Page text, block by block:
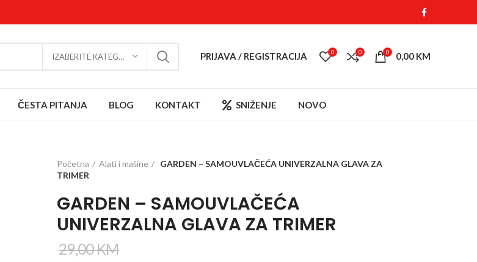
IZABERITE KATEGORIJU PRIJAVA / REGISTRACIJA 0 0 0 0,00 KM
ČESTA PITANJA BLOG KONTAKT SNIŽENJE NOVO
Početna Alati i mašine
GARDEN – SAMOUVLAČEĆA UNIVERZALNA GLAVA ZA
TRIMER
GARDEN – SAMOUVLAČEĆA
UNIVERZALNA GLAVA ZA TRIMER
29,00KM